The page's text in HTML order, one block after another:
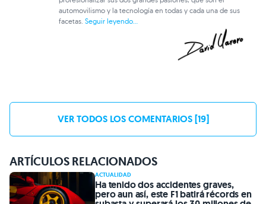
automovilismo y la tecnología en todas y cada una de sus
facetas.Seguir leyendo...
VER TODOS LOS COMENTARIOS [19]
ARTÍCULOS RELACIONADOS
ACTUALIDAD
Ha tenido dos accidentes graves,
pero aun así, este F1 batirá récords en